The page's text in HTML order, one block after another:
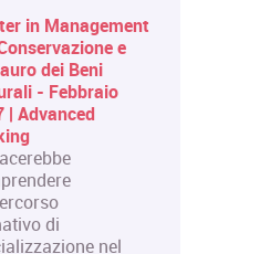
in Management
e
dei Beni
- Febbraio
| Advanced
di
nel